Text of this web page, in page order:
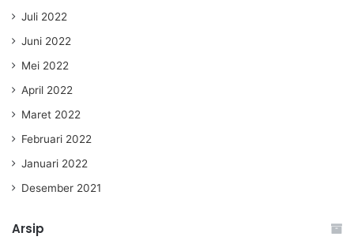
Juli 2022
Juni 2022
Mei 2022
April 2022
Maret 2022
Februari 2022
Januari 2022
Desember 2021
Arsip